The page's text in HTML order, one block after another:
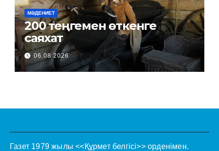
МӘДЕНИЕТ
200 теңгемен өткенге
саяхат
06.08.2026
Газет 1979 жылы <<Құрмет белгісі>> орденімен.